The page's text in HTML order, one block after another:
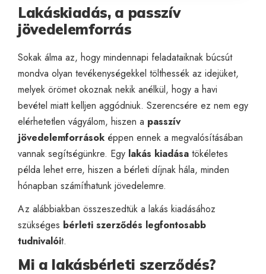
Lakáskiadás, a passzív
jövedelemforrás
Sokak álma az, hogy mindennapi feladataiknak búcsút
mondva olyan tevékenységekkel tölthessék az idejüket,
melyek örömet okoznak nekik anélkül, hogy a havi
bevétel miatt kelljen aggódniuk. Szerencsére ez nem egy
elérhetetlen vágyálom, hiszen a passzív
jövedelemforrások éppen ennek a megvalósításában
vannak segítségünkre. Egy lakás kiadása tökéletes
példa lehet erre, hiszen a bérleti díjnak hála, minden
hónapban számíthatunk jövedelemre.
Az alábbiakban összeszedtük a lakás kiadásához
szükséges bérleti szerződés legfontosabb
tudnivalóit.
Mi a lakásbérleti szerződés?